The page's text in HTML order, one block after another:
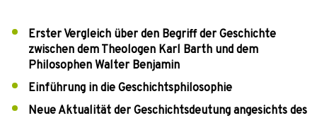
Erster Vergleich über den Begriff der Geschichte
zwischen dem Theologen Karl Barth und dem
Philosophen Walter Benjamin
Einführung in die Geschichtsphilosophie
Neue Aktualität der Geschichtsdeutung angesichts des